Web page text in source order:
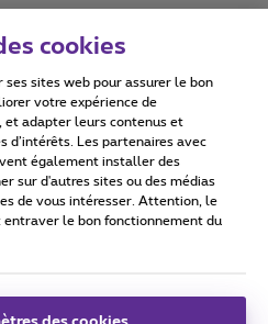
Accessibility statement
Proximus
cookies
ses sites web pour assurer le bon
votre expérience de
et adapter leurs contenus et
d’intérêts. Les partenaires avec
également installer des
sur d'autres sites ou des médias
de vous intéresser. Attention, le
entraver le bon fonctionnement du